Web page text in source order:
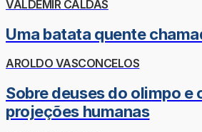
VALDEMIR CALDAS
Uma batata quente
AROLDO VASCONCELOS
Sobre deuses do olimpo e
projeções humanas